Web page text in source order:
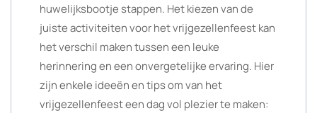
huwelijksbootje stappen. Het kiezen van de
juiste activiteiten voor het vrijgezellenfeest kan
het verschil maken tussen een leuke
herinnering en een onvergetelijke ervaring. Hier
zijn enkele ideeën en tips om van het
vrijgezellenfeest een dag vol plezier te maken: